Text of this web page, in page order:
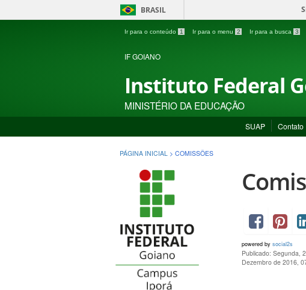
BRASIL
Ir para o conteúdo 1 Ir para o menu 2 Ir para a busca 3
IF GOIANO
Instituto Federal
MINISTÉRIO DA EDUCAÇÃO
SUAP Contato
PÁGINA INICIAL > COMISSÕES
powered by social2s
Publicado: Segunda,
Dezembro de 2016,